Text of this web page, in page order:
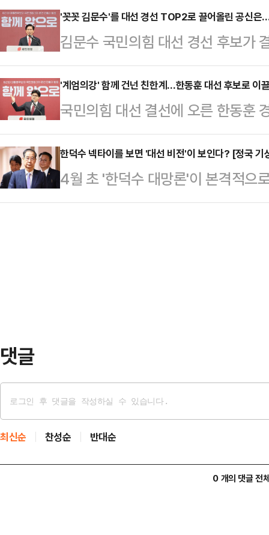
'당내 통합'이다. 과거 사례가 증명
가기는 어렵다. 일부 비명계 인사들
있는 열쇠가 부족하…
덕수 대통령 권한대행과의 연대 가
으로 배신하는 짓"이라며 견제에
집을 낼 표 분산을 우려하고 있다는
29일 이낙연 상임고문의 대선 출마
다. 진성준 민주당 정책위의장은 이
보를 지켜봐야겠지…
'꼿꼿 김문수'를 대선 경선 TOP2로 끌어올린 공신
김문수 국민의힘 대선 경선 후보가
이 주목받고 있다. 정치적 공백이
대통령의 12·3 비상계엄 사태에 사
어 갑자기 부상한 김 후보가 톱
의 영향력을 무시할 수 없단 분석이
리위원회는 29일 서울 여의도 중앙
김문수 후보가 최종 후보 2인 중 한
발표…
'계엄의강' 함께 건넌 친한계…한동훈 대선 후보로
국민의힘 대선 결선에 오른 한동훈
보유하고 있다. 하지만 그를 결선까
상계엄을 함께 막아낸 이른바 '친한
온다. 비교적 대외적으로 잘 알려진
한동훈 후보의 '국민먼저캠프'에서
한덕수 넥타이를 보면 '대선 비전'이 보인다? [정국 기
4월 초 '한덕수 대망론'이 본격적으
대행 국무총리가 주요 일정을 소화
댓글
최신순 찬성순 반대순
0 개의 댓글 전